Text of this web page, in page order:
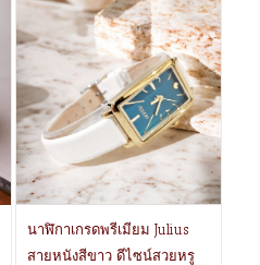
นาฬิกาเกรดพรีเมียม Julius
สายหนังสีขาว ดีไซน์สวยหรู